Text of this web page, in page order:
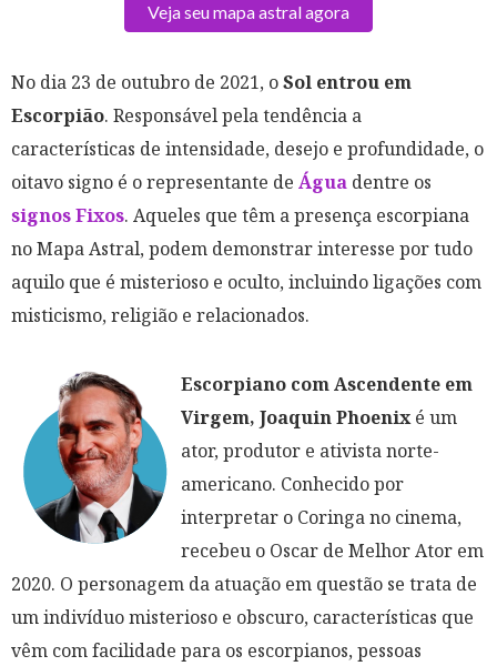
Veja seu mapa astral agora
No dia 23 de outubro de 2021, oSol entrou em
Escorpião. Responsável pela tendência a
características de intensidade, desejo e profundidade, o
oitavo signo é o representante de Água dentre os
signos Fixos. Aqueles que têm a presença escorpiana
no Mapa Astral, podem demonstrar interesse por tudo
aquilo que é misterioso e oculto, incluindo ligações com
misticismo, religião e relacionados.
Escorpiano com Ascendente em
Virgem, Joaquin Phoenixé um
ator, produtor e ativista norte-
americano. Conhecido por
interpretar o Coringa no cinema,
recebeu o Oscar de Melhor Ator em
2020. O personagem da atuação em questão se trata de
um indivíduo misterioso e obscuro, características que
vêm com facilidade para os escorpianos, pessoas